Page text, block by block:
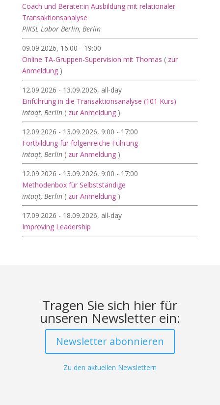
Coach und Berater:in Ausbildung mit relationaler
Transaktionsanalyse
PIKSL Labor Berlin, Berlin
09.09.2026, 16:00 - 19:00
Online TA-Gruppen-Supervision mit Thomas ( zur
Anmeldung)
12.09.2026 - 13.09.2026, all-day
Einführung in die Transaktionsanalyse (101 Kurs)
intaqt, Berlin ( zur Anmeldung)
12.09.2026 - 13.09.2026, 9:00 - 17:00
Fortbildung für folgenreiche Führung
intaqt, Berlin ( zur Anmeldung)
12.09.2026 - 13.09.2026, 9:00 - 17:00
Methodenbox für Selbstständige
intaqt, Berlin ( zur Anmeldung)
17.09.2026 - 18.09.2026, all-day
Improving Leadership
Tragen Sie sich hier für
unseren Newsletter ein:
Newsletter abonnieren
Zu den aktuellen Newslettern